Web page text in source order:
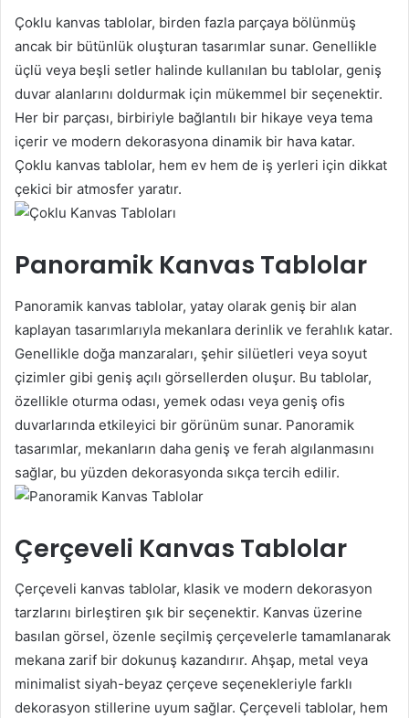
Çoklu kanvas tablolar, birden fazla parçaya bölünmüş
ancak bir bütünlük oluşturan tasarımlar sunar. Genellikle
üçlü veya beşli setler halinde kullanılan bu tablolar, geniş
duvar alanlarını doldurmak için mükemmel bir seçenektir.
Her bir parçası, birbiriyle bağlantılı bir hikaye veya tema
içerir ve modern dekorasyona dinamik bir hava katar.
Çoklu kanvas tablolar, hem ev hem de iş yerleri için dikkat
çekici bir atmosfer yaratır.
Panoramik Kanvas Tablolar
Panoramik kanvas tablolar, yatay olarak geniş bir alan
kaplayan tasarımlarıyla mekanlara derinlik ve ferahlık katar.
Genellikle doğa manzaraları, şehir silüetleri veya soyut
çizimler gibi geniş açılı görsellerden oluşur. Bu tablolar,
özellikle oturma odası, yemek odası veya geniş ofis
duvarlarında etkileyici bir görünüm sunar. Panoramik
tasarımlar, mekanların daha geniş ve ferah algılanmasını
sağlar, bu yüzden dekorasyonda sıkça tercih edilir.
Çerçeveli Kanvas Tablolar
Çerçeveli kanvas tablolar, klasik ve modern dekorasyon
tarzlarını birleştiren şık bir seçenektir. Kanvas üzerine
basılan görsel, özenle seçilmiş çerçevelerle tamamlanarak
mekana zarif bir dokunuş kazandırır. Ahşap, metal veya
minimalist siyah-beyaz çerçeve seçenekleriyle farklı
dekorasyon stillerine uyum sağlar. Çerçeveli tablolar, hem